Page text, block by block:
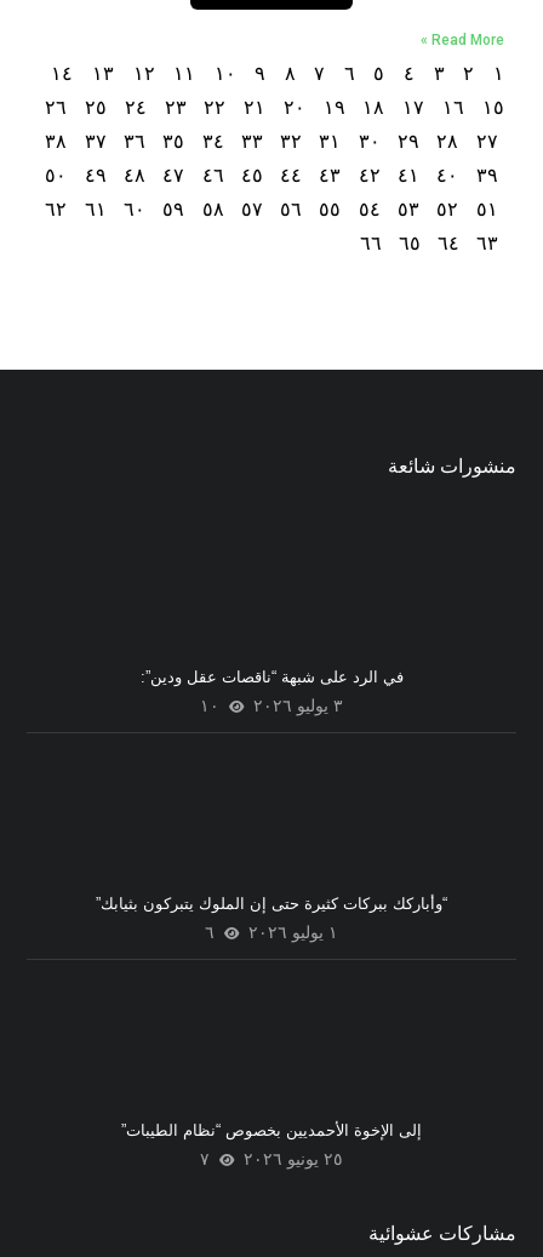
Read More »
١ ٢ ٣ ٤ ٥ ٦ ٧ ٨ ٩ ١٠ ١١ ١٢ ١٣
١٤
١٥
١٦ ١٧ ١٨ ١٩ ٢٠ ٢١ ٢٢ ٢٣ ٢٤ ٢٥
٢٦
٢٧
٢٨ ٢٩ ٣٠ ٣١ ٣٢ ٣٣ ٣٤ ٣٥ ٣٦ ٣٧
٣٨
٣٩
٤٠ ٤١ ٤٢ ٤٣ ٤٤ ٤٥ ٤٦ ٤٧ ٤٨ ٤٩
٥٠
٥١
٥٢ ٥٣ ٥٤ ٥٥ ٥٦ ٥٧ ٥٨ ٥٩ ٦٠ ٦١
٦٢
٦٣
٦٤ ٦٥ ٦٦
منشورات شائعة
في الرد على شبهة “ناقصات عقل ودين”:
٣ يوليو ٢٠٢٦ ١٠
“وأباركك ببركات كثيرة حتى إن الملوك يتبركون بثيابك”
١ يوليو ٢٠٢٦ ٦
إلى الإخوة الأحمديين بخصوص “نظام الطيبات”
٢٥ يونيو ٢٠٢٦ ٧
مشاركات عشوائية